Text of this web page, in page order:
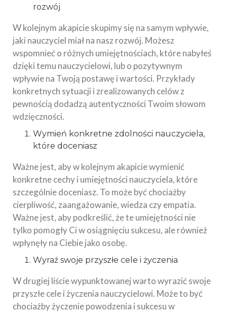
rozwój
W kolejnym akapicie skupimy się na samym wpływie,
jaki nauczyciel miał na nasz rozwój. Możesz
wspomnieć o różnych umiejętnościach, które nabyłeś
dzięki temu nauczycielowi, lub o pozytywnym
wpływie na Twoją postawę i wartości. Przykłady
konkretnych sytuacji i zrealizowanych celów z
pewnością dodadzą autentyczności Twoim słowom
wdzięczności.
Wymień konkretne zdolności nauczyciela,
które doceniasz
Ważne jest, aby w kolejnym akapicie wymienić
konkretne cechy i umiejętności nauczyciela, które
szczególnie doceniasz. To może być chociażby
cierpliwość, zaangażowanie, wiedza czy empatia.
Ważne jest, aby podkreślić, że te umiejętności nie
tylko pomogły Ci w osiągnięciu sukcesu, ale również
wpłynęły na Ciebie jako osobę.
Wyraź swoje przyszłe cele i życzenia
W drugiej liście wypunktowanej warto wyrazić swoje
przyszłe cele i życzenia nauczycielowi. Może to być
chociażby życzenie powodzenia i sukcesu w